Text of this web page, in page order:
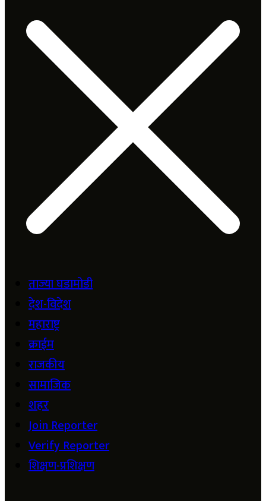
ताज्या घडामोडी
देश-विदेश
महाराष्ट्र
क्राईम
राजकीय
सामाजिक
शहर
Join Reporter
Verify Reporter
शिक्षण-प्रशिक्षण